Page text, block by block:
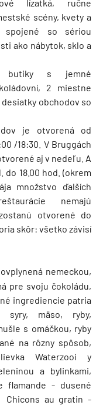
lízatká, ručne
scény, kvety a
spojené so sériou
ako nábytok, sklo a
butiky s jemné
2 miestne
obchodov so
je otvorená od
/18:30. V Bruggách
aj v nedeľu. A
do 18.00 hod. (okrem
množstvo ďalších
nemajú
otvorené do
skôr: všetko závisí
nemeckou,
pre svoju čokoládu,
ingrediencie patria
syry, mäso, ryby,
s omáčkou, ryby
na rôzny spôsob,
Waterzooi y
a bylinkami,
flamande - dusené
Chicons au gratin -